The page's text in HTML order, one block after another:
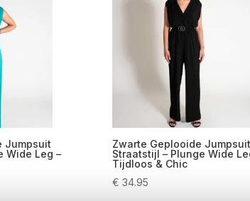
Jumpsuit
Wide Leg –
Zwarte Geplooide Jumpsuit
Straatstijl – Plunge Wide
Tijdloos & Chic
€ 34.95